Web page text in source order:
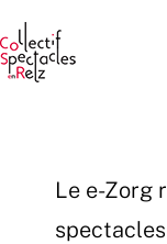
au
contenu
Le e-Zorg